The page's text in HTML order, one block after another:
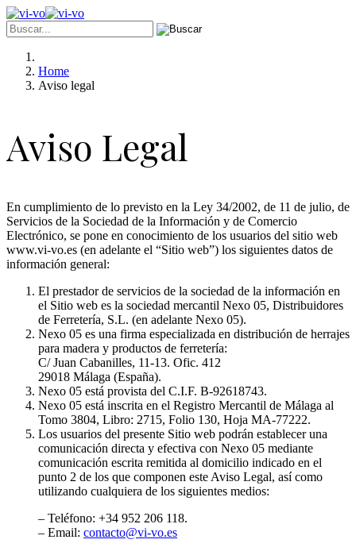
Home
Aviso legal
Aviso Legal
En cumplimiento de lo previsto en la Ley 34/2002, de 11 de julio, de
Servicios de la Sociedad de la Información y de Comercio
Electrónico, se pone en conocimiento de los usuarios del sitio web
www.vi-vo.es (en adelante el “Sitio web”) los siguientes datos de
información general:
El prestador de servicios de la sociedad de la información en
el Sitio web es la sociedad mercantil Nexo 05, Distribuidores
de Ferretería, S.L. (en adelante Nexo 05).
Nexo 05 es una firma especializada en distribución de herrajes
para madera y productos de ferretería:
C/ Juan Cabanilles, 11-13. Ofic. 412
29018 Málaga (España).
Nexo 05 está provista del C.I.F. B-92618743.
Nexo 05 está inscrita en el Registro Mercantil de Málaga al
Tomo 3804, Libro: 2715, Folio 130, Hoja MA-77222.
Los usuarios del presente Sitio web podrán establecer una
comunicación directa y efectiva con Nexo 05 mediante
comunicación escrita remitida al domicilio indicado en el
punto 2 de los que componen este Aviso Legal, así como
utilizando cualquiera de los siguientes medios:
– Teléfono: +34 952 206 118.
– Email: contacto@vi-vo.es